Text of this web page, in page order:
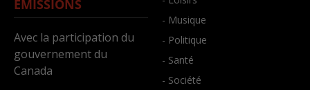
ÉMISSIONS
Avec la participation du
gouvernement du
Canada
- Musique
- Politique
- Santé
- Société